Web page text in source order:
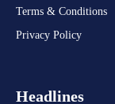
Terms & Conditions
Privacy Policy
Headlines